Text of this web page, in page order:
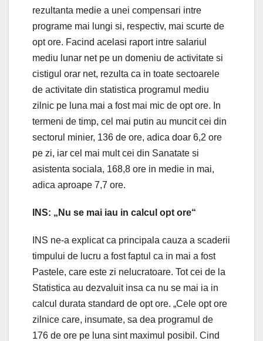
rezultanta medie a unei compensari intre
programe mai lungi si, respectiv, mai scurte de
opt ore. Facind acelasi raport intre salariul
mediu lunar net pe un domeniu de activitate si
cistigul orar net, rezulta ca in toate sectoarele
de activitate din statistica programul mediu
zilnic pe luna mai a fost mai mic de opt ore. In
termeni de timp, cel mai putin au muncit cei din
sectorul minier, 136 de ore, adica doar 6,2 ore
pe zi, iar cel mai mult cei din Sanatate si
asistenta sociala, 168,8 ore in medie in mai,
adica aproape 7,7 ore.
INS: „Nu se mai iau in calcul opt ore“
INS ne-a explicat ca principala cauza a scaderii
timpului de lucru a fost faptul ca in mai a fost
Pastele, care este zi nelucratoare. Tot cei de la
Statistica au dezvaluit insa ca nu se mai ia in
calcul durata standard de opt ore. „Cele opt ore
zilnice care, insumate, sa dea programul de
176 de ore pe luna sint maximul posibil. Cind